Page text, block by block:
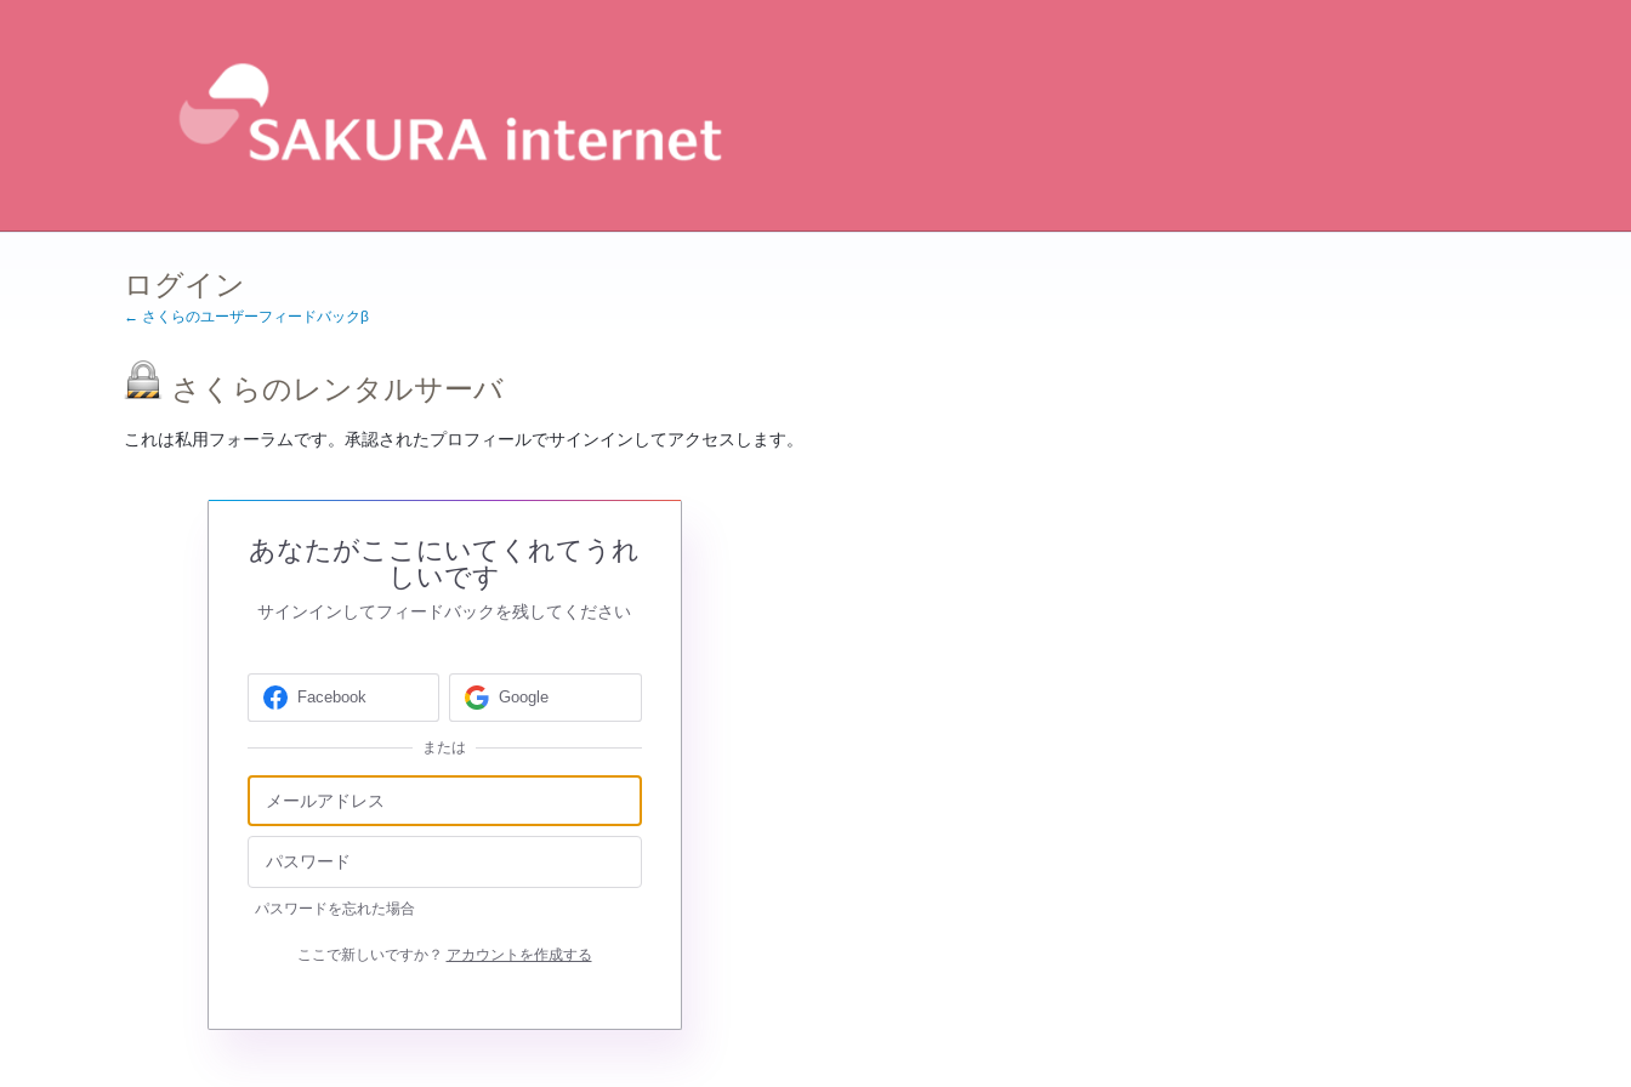
ログイン
← さくらのユーザーフィードバックβ
さくらのレンタルサーバ
これは私用フォーラムです。承認されたプロフィールでサインインしてアクセスします。
あなたがここにいてくれてうれ
しいです
サインインしてフィードバックを残してください
Facebook Google
または
パスワードを忘れた場合
ここで新しいですか？ アカウントを作成する